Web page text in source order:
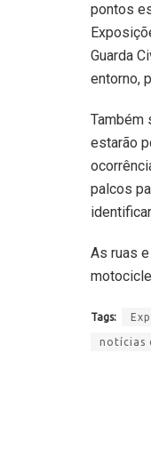
pontos
Guarda
entorno,
Também
estarão
palcos
As ruas
Tags:
notícias